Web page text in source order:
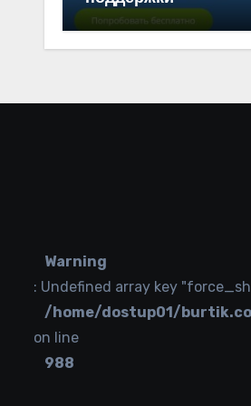
Warning
: Undefined array key
/home/dostup01/
on line
988